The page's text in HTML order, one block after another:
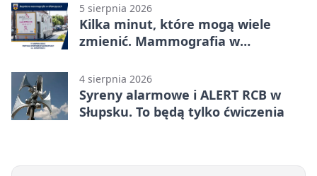
5 sierpnia 2026
Kilka minut, które mogą wiele
zmienić. Mammografia w
4 sierpnia 2026
Syreny alarmowe i ALERT RCB w
Słupsku. To będą tylko ćwiczenia